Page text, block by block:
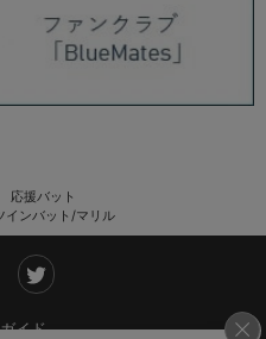
応援バット
インバット/マリル
イド